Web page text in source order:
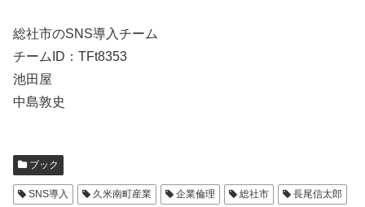
総社市のSNS導入チーム
チームID：TFt8353
池田屋
中島敦史
ブック
SNS導入 久米南町産業 企業倫理 総社市 長尾信太郎